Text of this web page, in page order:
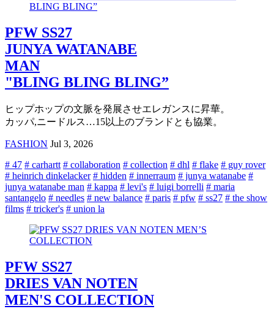
PFW SS27
JUNYA WATANABE
MAN
"BLING BLING BLING”
ヒップホップの文脈を発展させエレガンスに昇華。
カッパ,ニードルス…15以上のブランドとも協業。
FASHION Jul 3, 2026
# 47 # carhartt # collaboration # collection # dhl # flake # guy rover
# heinrich dinkelacker # hidden # innerraum # junya watanabe #
junya watanabe man # kappa # levi's # luigi borrelli # maria
santangelo # needles # new balance # paris # pfw # ss27 # the show
films # tricker's # union la
PFW SS27
DRIES VAN NOTEN
MEN'S COLLECTION